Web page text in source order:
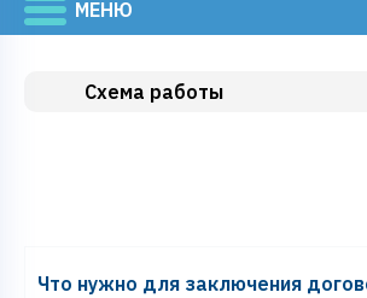
Что нужно для заключения
Схема работы